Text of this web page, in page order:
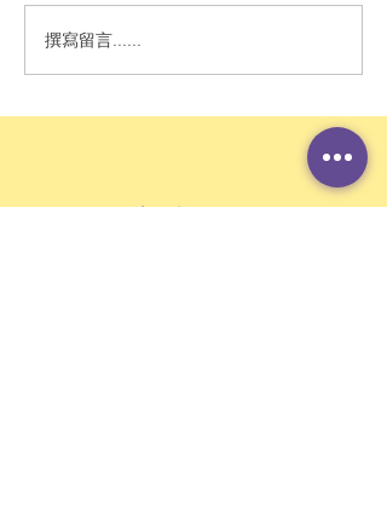
Letters | Hong Kong
must focus on
students’ mental
撰寫留言......
聯繫我們